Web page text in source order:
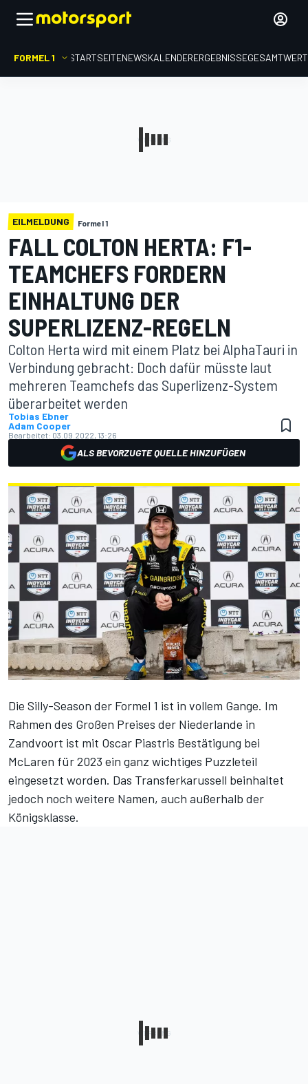
FORMEL 1 STARTSEITENEWSKALENDERERGEBNISSE
EILMELDUNG Formel 1
FALL COLTON HERTA: F1-
TEAMCHEFS FORDERN
EINHALTUNG DER
SUPERLIZENZ-REGELN
Colton Herta wird mit einem Platz bei AlphaTauri in
Verbindung gebracht: Doch dafür müsste laut
mehreren Teamchefs das Superlizenz-System
überarbeitet werden
Tobias Ebner
Adam Cooper
Bearbeitet: 03.09.2022, 13:26
ALS BEVORZUGTE QUELLE HINZUFÜGEN
Die Silly-Season der Formel 1 ist in vollem Gange. Im
Rahmen des Großen Preises der Niederlande in
Zandvoort ist mit Oscar Piastris Bestätigung bei
McLaren für 2023 ein ganz wichtiges Puzzleteil
eingesetzt worden. Das Transferkarussell beinhaltet
jedoch noch weitere Namen, auch außerhalb der
Königsklasse.